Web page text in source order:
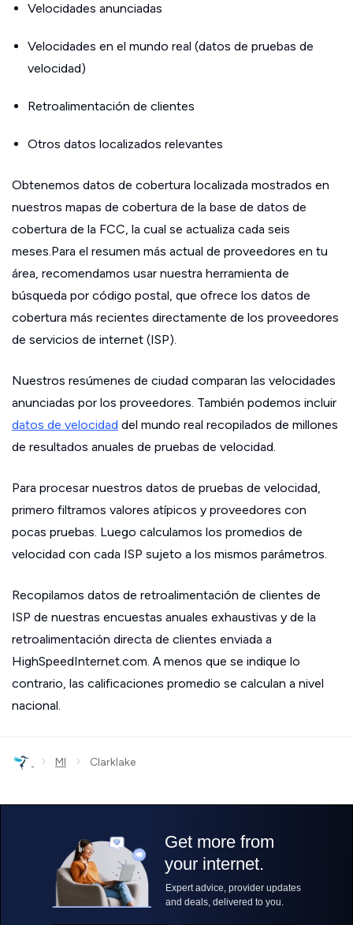
Velocidades anunciadas
Velocidades en el mundo real (datos de pruebas de
velocidad)
Retroalimentación de clientes
Otros datos localizados relevantes
Obtenemos datos de cobertura localizada mostrados en
nuestros mapas de cobertura de la base de datos de
cobertura de la FCC, la cual se actualiza cada seis
meses.Para el resumen más actual de proveedores en tu
área, recomendamos usar nuestra herramienta de
búsqueda por código postal, que ofrece los datos de
cobertura más recientes directamente de los proveedores
de servicios de internet (ISP).
Nuestros resúmenes de ciudad comparan las velocidades
anunciadas por los proveedores. También podemos incluir
datos de velocidad del mundo real recopilados de millones
de resultados anuales de pruebas de velocidad.
Para procesar nuestros datos de pruebas de velocidad,
primero filtramos valores atípicos y proveedores con
pocas pruebas. Luego calculamos los promedios de
velocidad con cada ISP sujeto a los mismos parámetros.
Recopilamos datos de retroalimentación de clientes de
ISP de nuestras encuestas anuales exhaustivas y de la
retroalimentación directa de clientes enviada a
HighSpeedInternet.com. A menos que se indique lo
contrario, las calificaciones promedio se calculan a nivel
nacional.
› MI › Clarklake